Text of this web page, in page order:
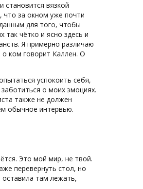
становится вязкой
что за окном уже почти
для того, чтобы
так чётко и ясно здесь и
Я примерно различаю
ком говорит Каллен. О
успокоить себя,
о моих эмоциях.
также не должен
обычное интервью.
Это мой мир, не твой.
перевернуть стол, но
там лежать,